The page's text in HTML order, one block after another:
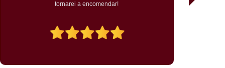
Pastel Assado para Festa São João Climaco
Mini Pastel Delivery Pq Bristol
Super recomendo!